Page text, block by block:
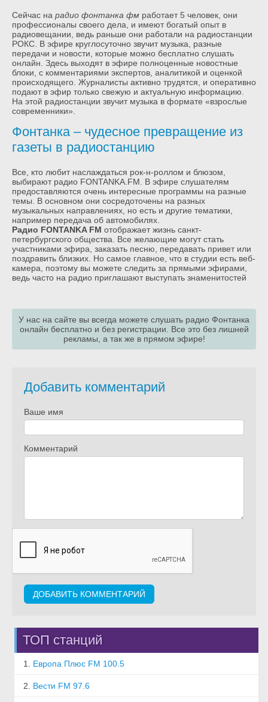
Сейчас на радио фонтанка фм работает 5 человек, они
профессионалы своего дела, и имеют богатый опыт в
радиовещании, ведь раньше они работали на радиостанции
РОКС. В эфире круглосуточно звучит музыка, разные
передачи и новости, которые можно бесплатно слушать
онлайн. Здесь выходят в эфире полноценные новостные
блоки, с комментариями экспертов, аналитикой и оценкой
происходящего. Журналисты активно трудятся, и оперативно
подают в эфир только свежую и актуальную информацию.
На этой радиостанции звучит музыка в формате «взрослые
современники».
Фонтанка – чудесное превращение из
газеты в радиостанцию
Все, кто любит наслаждаться рок-н-роллом и блюзом,
выбирают радио FONTANKA.FM. В эфире слушателям
предоставляются очень интересные программы на разные
темы. В основном они сосредоточены на разных
музыкальных направлениях, но есть и другие тематики,
например передача об автомобилях.
Радио FONTANKA FM отображает жизнь санкт-
петербургского общества. Все желающие могут стать
участниками эфира, заказать песню, передавать привет или
поздравить близких. Но самое главное, что в студии есть веб-
камера, поэтому вы можете следить за прямыми эфирами,
ведь часто на радио приглашают выступать знаменитостей
У нас на сайте вы всегда можете слушать радио Фонтанка
онлайн бесплатно и без регистрации. Все это без лишней
рекламы, а так же в прямом эфире!
Добавить комментарий
Ваше имя
Комментарий
ТОП станций
1. Европа Плюс FM 100.5
2. Вести FM 97.6